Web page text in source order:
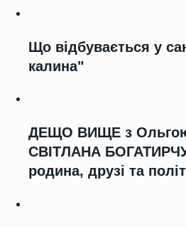
Що відбувається у
калина"
ДЕЩО ВИЩЕ з
СВІТЛАНА
родина, друзі та